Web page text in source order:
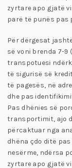
zyrtare apo gjatë
parë të punës pas
Për dërgesat
së voni brenda 7-
transpotuesi
të sigurisë së
të pagesës, në
dhe pas
Pas dhënies së
transportimit, ajo
përcaktuar nga
dhëna çdo ditë
nesërme, ndërsa
zyrtare apo gjatë